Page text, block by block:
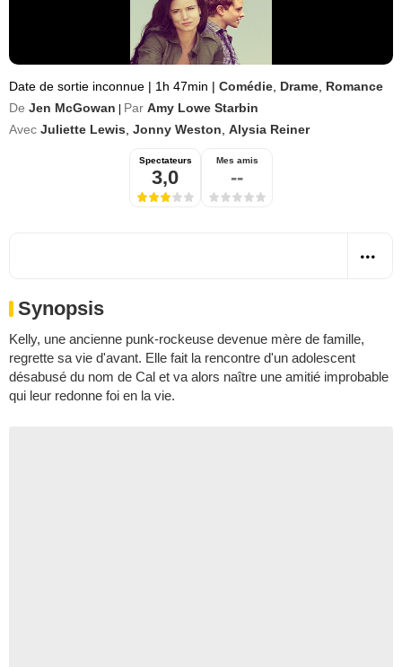
Date de sortie inconnue | 1h 47min | Comédie Drame Romance
De Jen McGowan Par Amy Lowe Starbin
Avec Juliette Lewis Jonny Weston Alysia Reiner
Spectateurs
3,0
Mes amis
--
Synopsis
Kelly, une ancienne punk-rockeuse devenue mère de famille,
regrette sa vie d'avant. Elle fait la rencontre d'un adolescent
désabusé du nom de Cal et va alors naître une amitié improbable
qui leur redonne foi en la vie.